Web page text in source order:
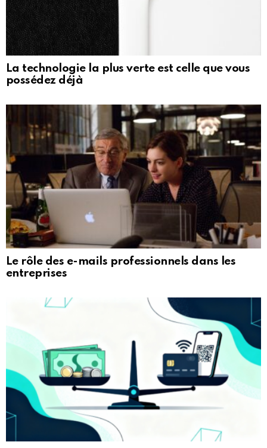
La technologie la plus verte est celle que vous
possédez déjà
Le rôle des e-mails professionnels dans les
entreprises